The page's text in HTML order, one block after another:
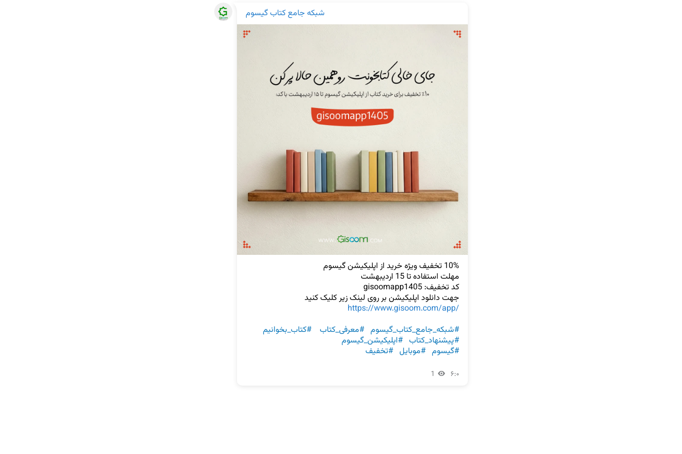
شبکه جامع کتاب گیسوم
جهت دانلود اپلیکیشن بر روی لینک زیر کلیک کنید
https://www.gisoom.com/app/
#شبکه_جامع_کتاب_گیسوم #معرفی_کتاب
#کتاب_بخوانیم
#پیشنهاد_کتاب #اپلیکیشن_گیسوم
#گیسوم #موبایل #تخفیف
1 ۶:۰